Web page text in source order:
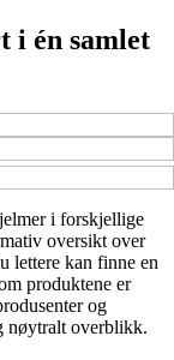
i én samlet
i forskjellige
oversikt over
lettere kan finne en
produktene er
og
nøytralt overblikk.